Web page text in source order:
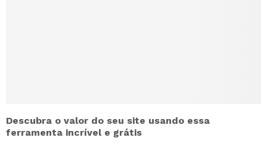
Descubra o valor do seu site usando essa
ferramenta incrível e grátis